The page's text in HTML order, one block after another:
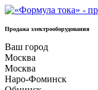
Продажа электрооборудования
Ваш город
Москва
Москва
Наро-Фоминск